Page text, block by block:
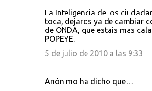
La Inteligencia de los
toca, dejaros ya de cambiar
de ONDA, que estais mas
POPEYE.
5 de julio de 2010 a las 9:33
Anónimo ha dicho que…